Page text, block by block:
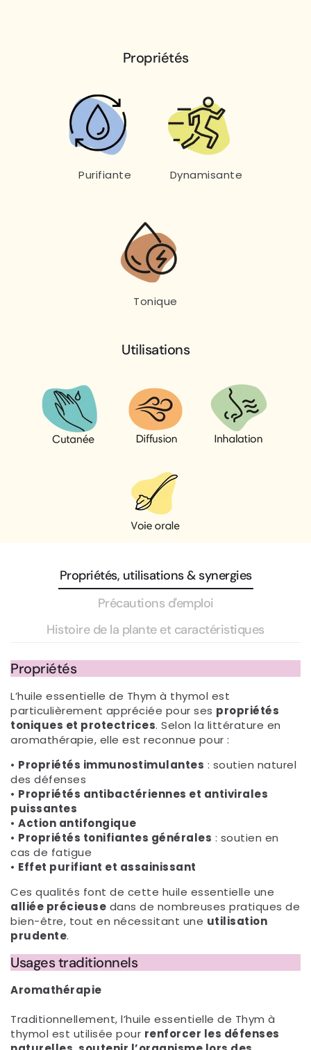
Propriétés
Purifiante Dynamisante
Tonique
Utilisations
Propriétés, utilisations & synergies
Précautions d'emploi
Histoire de la plante et caractéristiques
Propriétés
L’huile essentielle de Thym à thymol est
particulièrement appréciée pour ses propriétés
toniques et protectrices. Selon la littérature en
aromathérapie, elle est reconnue pour :
• Propriétés immunostimulantes : soutien naturel
des défenses
• Propriétés antibactériennes et antivirales
puissantes
• Action antifongique
• Propriétés tonifiantes générales : soutien en
cas de fatigue
• Effet purifiant et assainissant
Ces qualités font de cette huile essentielle une
alliée précieuse dans de nombreuses pratiques de
bien-être, tout en nécessitant une utilisation
prudente.
Usages traditionnels
Aromathérapie
Traditionnellement, l’huile essentielle de Thym à
thymol est utilisée pour renforcer les défenses